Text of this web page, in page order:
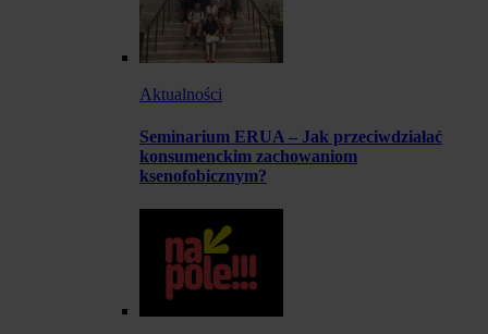
Aktualności
Seminarium ERUA – Jak przeciwdziałać
konsumenckim zachowaniom
ksenofobicznym?